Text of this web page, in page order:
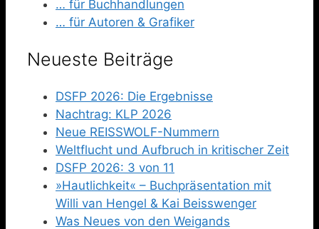
… für Buchhandlungen
… für Autoren & Grafiker
Neueste Beiträge
DSFP 2026: Die Ergebnisse
Nachtrag: KLP 2026
Neue REISSWOLF-Nummern
Weltflucht und Aufbruch in kritischer Zeit
DSFP 2026: 3 von 11
»Hautlichkeit« – Buchpräsentation mit
Willi van Hengel & Kai Beisswenger
Was Neues von den Weigands